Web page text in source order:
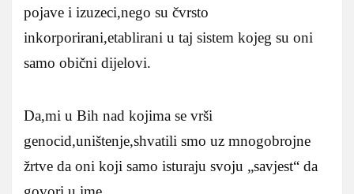
pojave i izuzeci,nego su čvrsto
inkorporirani,etablirani u taj sistem kojeg su oni
samo obični dijelovi.
Da,mi u Bih nad kojima se vrši
genocid,uništenje,shvatili smo uz mnogobrojne
žrtve da oni koji samo isturaju svoju „savjest“ da